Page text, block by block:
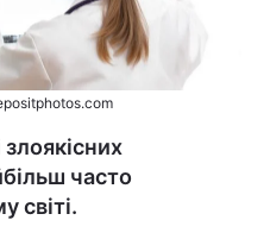
часто
світі.